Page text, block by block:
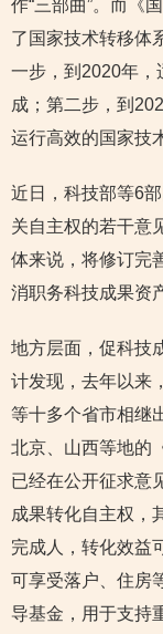
作“三部曲”。而《
了国家技术转移体
一步，到2020年，
成；第二步，到
运行高效的国家技
近日，科技部等6
关自主权的若干意
体来说，将修订完
消职务科技成果资
地方层面，促科技
计发现，去年以来
等十多个省市相继
北京、山西等地的
已经在公开征求意
成果转化自主权，
完成人，转化效益
可享受落户、住房
导基金，用于支持